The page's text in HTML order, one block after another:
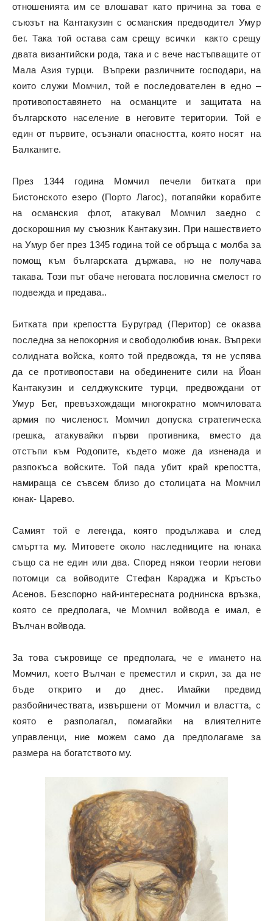
отношенията им се влошават като причина за това е
съюзът на Кантакузин с османския предводител Умур
бег. Така той остава сам срещу всички както срещу
двата византийски рода, така и с вече настъпващите от
Мала Азия турци. Въпреки различните господари, на
които служи Момчил, той е последователен в едно –
противопоставянето на османците и защитата на
българското население в неговите територии. Той е
един от първите, осъзнали опасността, която носят на
Балканите.
През 1344 година Момчил печели битката при
Бистонското езеро (Порто Лагос), потапяйки корабите
на османския флот, атакувал Момчил заедно с
доскорошния му съюзник Кантакузин. При нашествието
на Умур бег през 1345 година той се обръща с молба за
помощ към българската държава, но не получава
такава. Този път обаче неговата пословична смелост го
подвежда и предава..
Битката при крепостта Буруград (Перитор) се оказва
последна за непокорния и свободолюбив юнак. Въпреки
солидната войска, която той предвожда, тя не успява
да се противопостави на обединените сили на Йоан
Кантакузин и селджукските турци, предвождани от
Умур Бег, превъзхождащи многократно момчиловата
армия по численост. Момчил допуска стратегическа
грешка, атакувайки първи противника, вместо да
отстъпи към Родопите, където може да изненада и
разпокъса войските. Той пада убит край крепостта,
намираща се съвсем близо до столицата на Момчил
юнак- Царево.
Самият той е легенда, която продължава и след
смъртта му. Митовете около наследниците на юнака
също са не един или два. Според някои теории негови
потомци са войводите Стефан Караджа и Кръстьо
Асенов. Безспорно най-интересната роднинска връзка,
която се предполага, че Момчил войвода е имал, е
Вълчан войвода.
За това съкровище се предполага, че е имането на
Момчил, което Вълчан е преместил и скрил, за да не
бъде открито и до днес. Имайки предвид
разбойничествата, извършени от Момчил и властта, с
която е разполагал, помагайки на влиятелните
управленци, ние можем само да предполагаме за
размера на богатството му.